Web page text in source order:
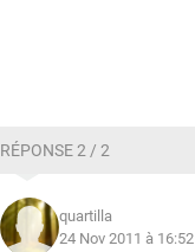
RÉPONSE 2 / 2
quartilla
24 Nov 2011 à 16:52